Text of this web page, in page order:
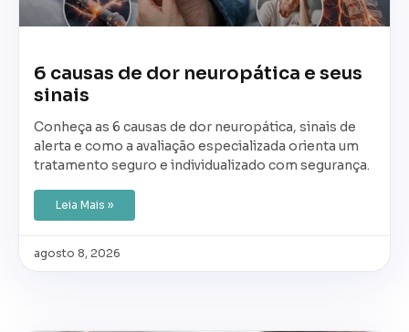
6 causas de dor neuropática e seus
sinais
Conheça as 6 causas de dor neuropática, sinais de
alerta e como a avaliação especializada orienta um
tratamento seguro e individualizado com segurança.
Leia Mais »
agosto 8, 2026